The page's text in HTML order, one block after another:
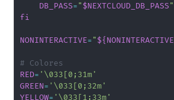
DB_PASS="$NEXTCLOUD_DB_PASS"
fi
NONINTERACTIVE="${NONINTERACTIVE
# Colores
RED= '\033[0;31m'
GREEN= '\033[0;32m'
YELLOW= '\033[1;33m'